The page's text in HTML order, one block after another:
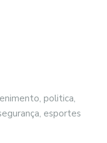
politica,
esportes